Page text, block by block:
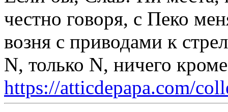
честно говоря, с Пеко
возня с приводами к
N, только N, ничего
https://atticdepapa.com/